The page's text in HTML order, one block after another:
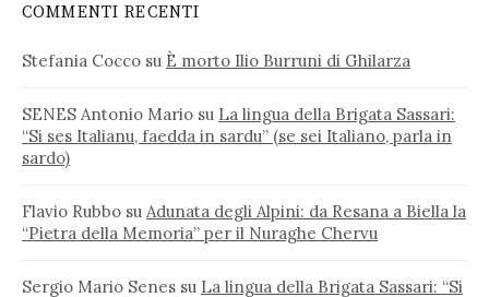
COMMENTI RECENTI
Stefania Cocco su È morto Ilio Burruni di Ghilarza
SENES Antonio Mario su La lingua della Brigata Sassari:
“Si ses Italianu, faedda in sardu” (se sei Italiano, parla in
sardo)
Flavio Rubbo su Adunata degli Alpini: da Resana a Biella la
“Pietra della Memoria” per il Nuraghe Chervu
Sergio Mario Senes su La lingua della Brigata Sassari: “Si